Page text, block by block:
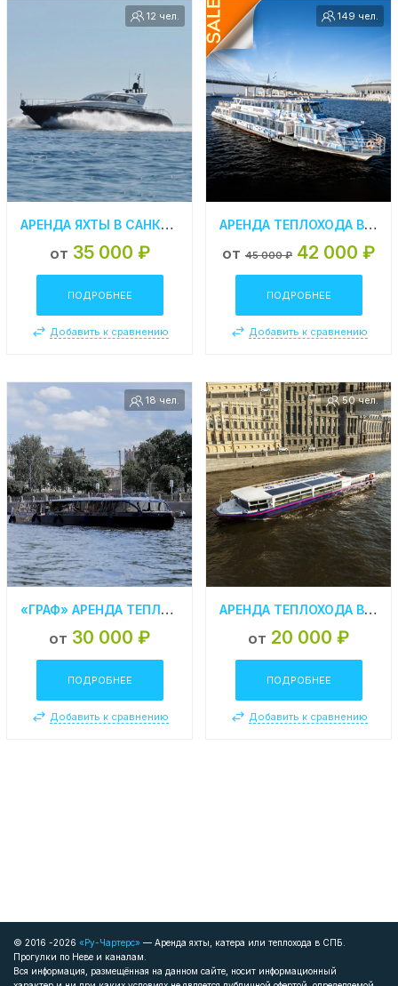
12 чел.
АРЕНДА ЯХТЫ В САНКТ-ПЕТЕРБУРГЕ LEOPARD 23 – М
от 35 000 ₽
ПОДРОБНЕЕ
Добавить к сравнению
149 чел.
АРЕНДА ТЕПЛОХОДА В СПБ «ЗВЕЗДА НЕВЫ»
от 45 000 ₽ 42 000 ₽
ПОДРОБНЕЕ
Добавить к сравнению
18 чел.
«ГРАФ» АРЕНДА ТЕПЛОХОДА В СПБ
от 30 000 ₽
ПОДРОБНЕЕ
Добавить к сравнению
50 чел.
АРЕНДА ТЕПЛОХОДА В СПБ «КАССАНДРА»
от 20 000 ₽
ПОДРОБНЕЕ
Добавить к сравнению
© 2016 -2026 «Ру-Чартерс» — Аренда яхты, катера или теплохода в СПБ.
Прогулки по Неве и каналам.
Вся информация, размещённая на данном сайте, носит информационный